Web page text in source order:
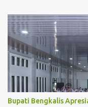
Wabup menyoroti
apabila ASN terus
oleh sistem birokrasi
disebabkan oleh pola
"Sudah terlalu lama
dibentuk oleh budaya
menyeluruh agar
Bupati Bengkalis